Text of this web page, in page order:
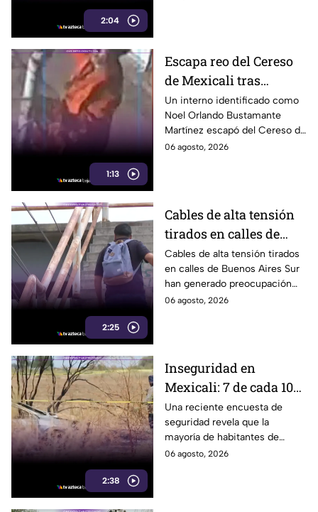
2:04
1:13
Escapa reo del Cereso
de Mexicali tras
audiencia inicial; fue
localizado horas
después
Un interno identificado como
Noel Orlando Bustamante
Martínez escapó del Cereso de
Mexicali tras una audiencia
06 agosto, 2026
2:25
Cables de alta tensión
tirados en calles de
Buenos Aires Sur
representan un riesgo
para peatones en
Tijuana
Cables de alta tensión tirados
en calles de Buenos Aires Sur
han generado preocupación
entre vecinos, luego de que un
06 agosto, 2026
2:38
Inseguridad en
Mexicali: 7 de cada 10
habitantes sienten
temor de vivir en la
capital cachanilla
Una reciente encuesta de
seguridad revela que la
mayoría de habitantes de
Mexicali mantiene una
06 agosto, 2026